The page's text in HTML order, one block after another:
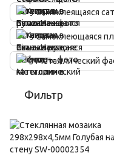
Самоклеящаяся
Самоклеющаяся
Металлический
Фильтр